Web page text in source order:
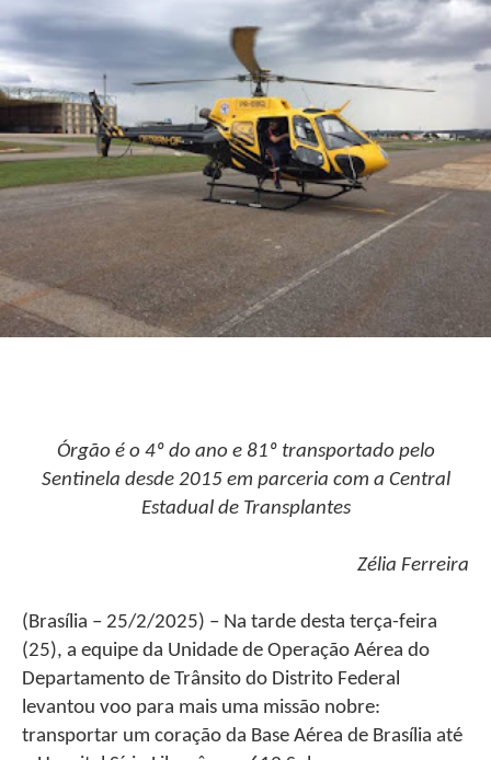
Órgão é o 4º do ano e 81º transportado pelo
Sentinela desde 2015 em parceria com a Central
Estadual de Transplantes
Zélia Ferreira
(Brasília – 25/2/2025) – Na tarde desta terça-feira
(25), a equipe da Unidade de Operação Aérea do
Departamento de Trânsito do Distrito Federal
levantou voo para mais uma missão nobre:
transportar um coração da Base Aérea de Brasília até